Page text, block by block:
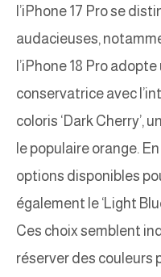
l’iPhone 17 Pro se
audacieuses,
l’iPhone 18 Pro
conservatrice avec
coloris ‘Dark Cherry’,
le populaire orange.
options disponibles
également le ‘Light
Ces choix semblent
réserver des couleurs